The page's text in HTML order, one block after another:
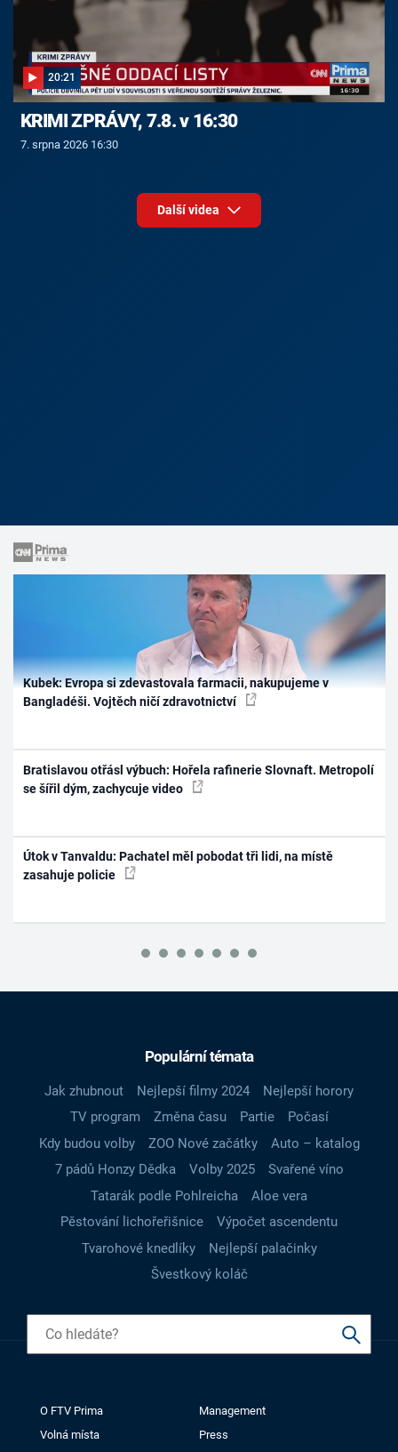
20:21
KRIMI ZPRÁVY, 7.8. v 16:30
7. srpna 2026 16:30
Další videa
Kubek: Evropa si zdevastovala farmacii, nakupujeme v
Bangladéši. Vojtěch ničí zdravotnictví
Bratislavou otřásl výbuch: Hořela rafinerie Slovnaft. Metropolí
se šířil dým, zachycuje video
Útok v Tanvaldu: Pachatel měl pobodat tři lidi, na místě
zasahuje policie
Populární témata
Jak zhubnout Nejlepší filmy 2024
Nejlepší horory
TV program
Změna času Partie
Počasí
Kdy budou volby
ZOO Nové začátky
Auto – katalog
7 pádů Honzy Dědka
Volby 2025
Svařené víno
Tatarák podle Pohlreicha
Aloe vera
Pěstování lichořeřišnice
Výpočet ascendentu
Tvarohové knedlíky
Nejlepší palačinky
Švestkový koláč
O FTV Prima
Management
Volná místa
Press